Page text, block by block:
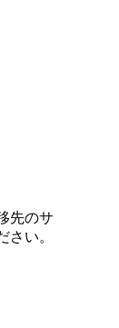
先のサ
さい。